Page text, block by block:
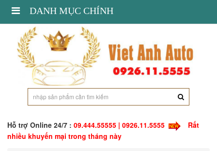
Hỗ trợ Online 24/7 : 09.444.55555 | 0926.11.5555
Rất
nhiều khuyến mại trong tháng này
Toggle
DANH MỤC CHÍNH